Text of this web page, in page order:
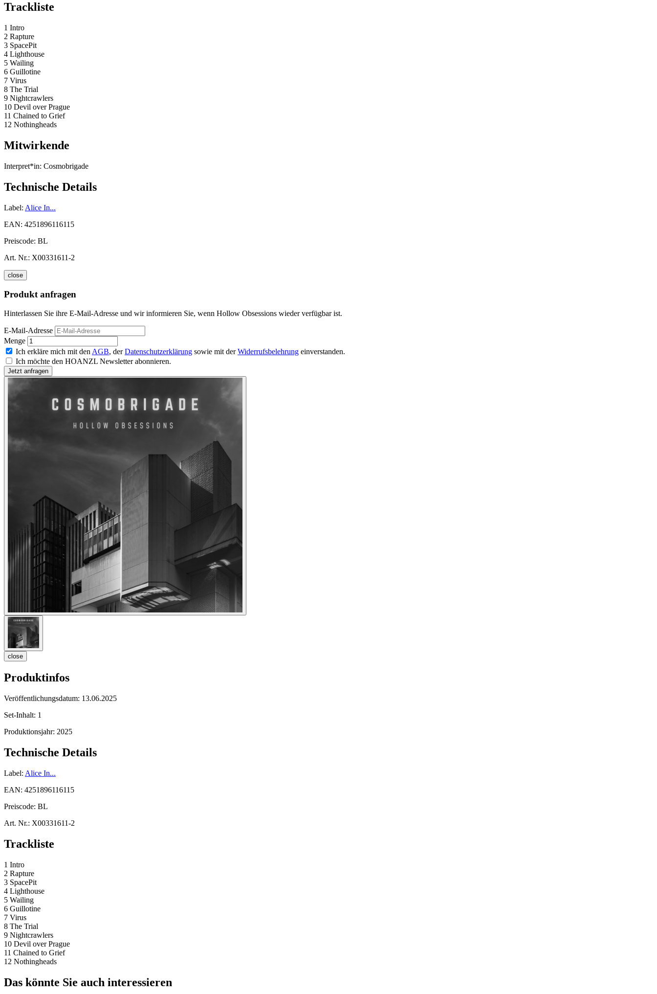
Trackliste
1 Intro
2 Rapture
3 SpacePit
4 Lighthouse
5 Wailing
6 Guillotine
7 Virus
8 The Trial
9 Nightcrawlers
10 Devil over Prague
11 Chained to Grief
12 Nothingheads
Mitwirkende
Interpret*in: Cosmobrigade
Technische Details
Label: Alice In...
EAN: 4251896116115
Preiscode: BL
Art. Nr.: X00331611-2
close
Produkt anfragen
Hinterlassen Sie ihre E-Mail-Adresse und wir informieren Sie, wenn Hollow Obsessions wieder verfügbar ist.
E-Mail-Adresse
Menge
Ich erkläre mich mit den AGB, derDatenschutzerklärung sowie mit derWiderrufsbelehrung einverstanden.
Ich möchte den HOANZL Newsletter abonnieren.
close
Produktinfos
Veröffentlichungsdatum: 13.06.2025
Set-Inhalt: 1
Produktionsjahr: 2025
Technische Details
Label: Alice In...
EAN: 4251896116115
Preiscode: BL
Art. Nr.: X00331611-2
Trackliste
1 Intro
2 Rapture
3 SpacePit
4 Lighthouse
5 Wailing
6 Guillotine
7 Virus
8 The Trial
9 Nightcrawlers
10 Devil over Prague
11 Chained to Grief
12 Nothingheads
Das könnte Sie auch interessieren